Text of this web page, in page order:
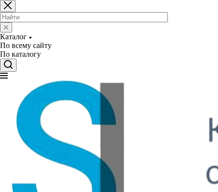
Каталог
По всему сайту
По каталогу